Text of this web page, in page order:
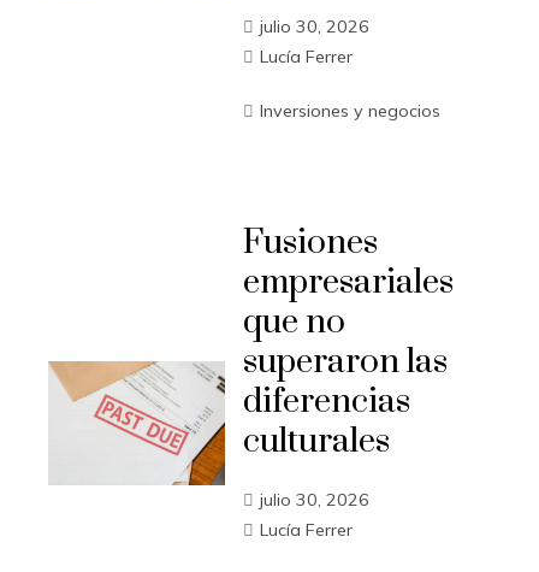
julio 30, 2026
Lucía Ferrer
Inversiones y negocios
Fusiones
empresariales
que no
superaron las
diferencias
culturales
julio 30, 2026
Lucía Ferrer